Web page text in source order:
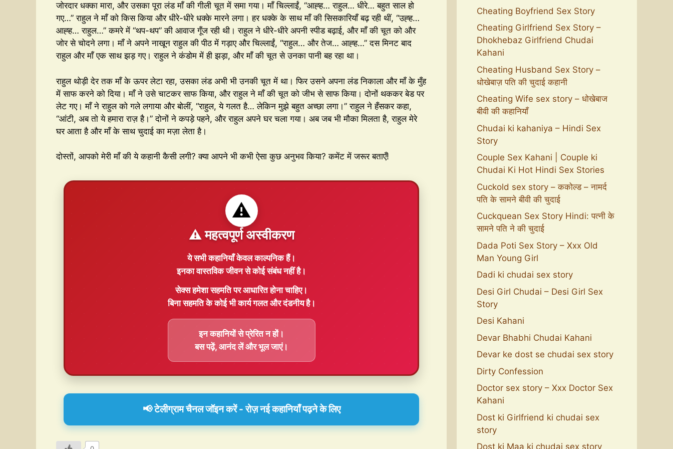
जोरदार धक्का मारा, और उसका पूरा लंड माँ की गीली चूत में समा गया। माँ चिल्लाईं, “आह्ह… राहुल… धीरे… बहुत साल हो
गए…” राहुल ने माँ को किस किया और धीरे-धीरे धक्के मारने लगा। हर धक्के के साथ माँ की सिसकारियाँ बढ़ रही थीं, “उह्ह…
आह्ह… राहुल…” कमरे में “थप-थप” की आवाज गूँज रही थी। राहुल ने धीरे-धीरे अपनी स्पीड बढ़ाई, और माँ की चूत को और
जोर से चोदने लगा। माँ ने अपने नाखून राहुल की पीठ में गड़ाए और चिल्लाईं, “राहुल… और तेज… आह्ह…” दस मिनट बाद
राहुल और माँ एक साथ झड़ गए। राहुल ने कंडोम में ही झड़ा, और माँ की चूत से उनका पानी बह रहा था।
राहुल थोड़ी देर तक माँ के ऊपर लेटा रहा, उसका लंड अभी भी उनकी चूत में था। फिर उसने अपना लंड निकाला और माँ के मुँह
में साफ करने को दिया। माँ ने उसे चाटकर साफ किया, और राहुल ने माँ की चूत को जीभ से साफ किया। दोनों थककर बेड पर
लेट गए। माँ ने राहुल को गले लगाया और बोलीं, “राहुल, ये गलत है… लेकिन मुझे बहुत अच्छा लगा।” राहुल ने हँसकर कहा,
“आंटी, अब तो ये हमारा राज़ है।” दोनों ने कपड़े पहने, और राहुल अपने घर चला गया। अब जब भी मौका मिलता है, राहुल मेरे
घर आता है और माँ के साथ चुदाई का मज़ा लेता है।
दोस्तों, आपको मेरी माँ की ये कहानी कैसी लगी? क्या आपने भी कभी ऐसा कुछ अनुभव किया? कमेंट में जरूर बताएँ!
⚠️
⚠️ महत्वपूर्ण अस्वीकरण
ये सभी कहानियाँकेवल काल्पनिकहैं।
इनका वास्तविक जीवन से कोई संबंध नहीं है।
सेक्स हमेशासहमतिपर आधारित होना चाहिए।
बिना सहमति के कोई भी कार्य गलत और दंडनीय है।
इन कहानियों से प्रेरित न हों।
बस पढ़ें, आनंद लें और भूल जाएं।
📢 टेलीग्राम चैनल जॉइन करें - रोज़ नई कहानियाँ पढ़ने के लिए
Cheating Boyfriend Sex Story
Cheating Girlfriend Sex Story –
Dhokhebaz Girlfriend Chudai
Kahani
Cheating Husband Sex Story –
धोखेबाज़ पति की चुदाई कहानी
Cheating Wife sex story – धोखेबाज
बीवी की कहानियाँ
Chudai ki kahaniya – Hindi Sex
Story
Couple Sex Kahani | Couple ki
Chudai Ki Hot Hindi Sex Stories
Cuckold sex story – ककोल्ड – नामर्द
पति के सामने बीवी की चुदाई
Cuckquean Sex Story Hindi: पत्नी के
सामने पति ने की चुदाई
Dada Poti Sex Story – Xxx Old
Man Young Girl
Dadi ki chudai sex story
Desi Girl Chudai – Desi Girl Sex
Story
Desi Kahani
Devar Bhabhi Chudai Kahani
Devar ke dost se chudai sex story
Dirty Confession
Doctor sex story – Xxx Doctor Sex
Kahani
Dost ki Girlfriend ki chudai sex
story
Dost ki Maa ki chudai sex story